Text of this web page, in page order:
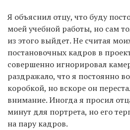
Я объяснил отцу, что буду
моей учебной работы, но сам
из этого выйдет. Не считая
постановочных кадров в
совершенно игнорировал
раздражало, что я постоянно
коробкой, но вскоре он
внимание. Иногда я просил
минут для портрета, но его
на пару кадров.